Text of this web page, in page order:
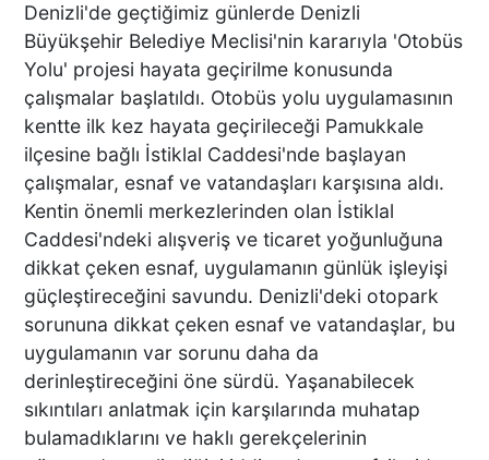
GRUBUN GÖZÜ ÖNÜNDE
TEKNE ÇALIŞANLARI
BİRBİRİNE GİRDİ!
ÜNLÜ YÖNETMEN EZEL
AKAY’A ŞOK OPERASYON!
KARDEŞİYLE GÖZALTINA
ALINDI
DENİZLİ’DE ÇARPIŞMANIN
ŞİDDETİYLE SAVRULDU! 5
ARAÇ HASAR GÖRDÜ
BAŞKAN ERDOĞAN, SON
SÜRAT ÜYE VE ESNAF
Denizli'de geçtiğimiz günlerde Denizli
Büyükşehir Belediye Meclisi'nin kararıyla 'Otobüs
Yolu' projesi hayata geçirilme konusunda
çalışmalar başlatıldı. Otobüs yolu uygulamasının
kentte ilk kez hayata geçirileceği Pamukkale
ilçesine bağlı İstiklal Caddesi'nde başlayan
çalışmalar, esnaf ve vatandaşları karşısına aldı.
Kentin önemli merkezlerinden olan İstiklal
Caddesi'ndeki alışveriş ve ticaret yoğunluğuna
dikkat çeken esnaf, uygulamanın günlük işleyişi
güçleştireceğini savundu. Denizli'deki otopark
sorununa dikkat çeken esnaf ve vatandaşlar, bu
uygulamanın var sorunu daha da
derinleştireceğini öne sürdü. Yaşanabilecek
sıkıntıları anlatmak için karşılarında muhatap
bulamadıklarını ve haklı gerekçelerinin